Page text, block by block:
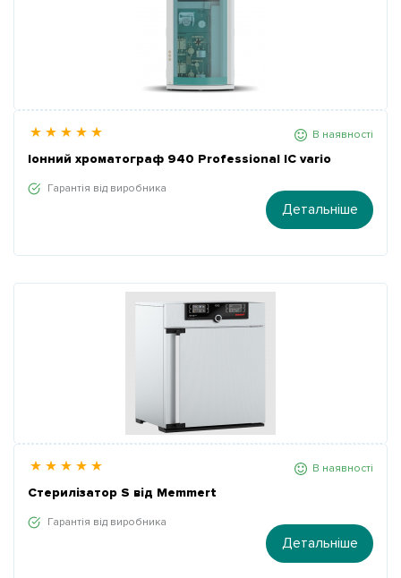
В наявності
Іонний хроматограф 940 Professional IC vario
Гарантія від виробника
Детальніше
В наявності
Стерилізатор S від Memmert
Гарантія від виробника
Детальніше